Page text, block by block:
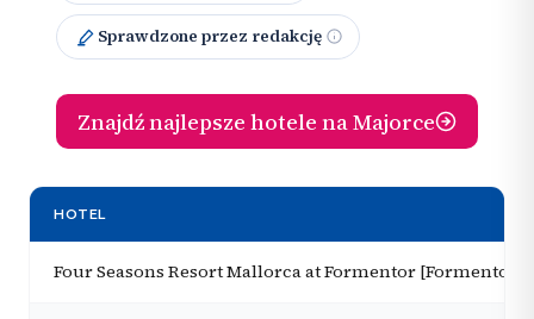
Sprawdzone przez redakcję
Znajdź najlepsze hotele na Majorce
HOTEL
Four Seasons Resort Mallorca at Formentor [Formentor]